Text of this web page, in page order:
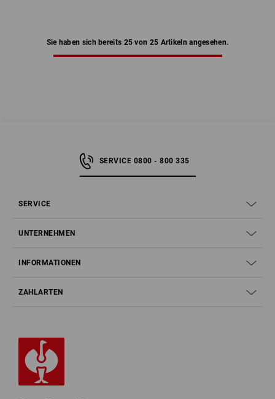
Sie haben sich bereits 25 von 25 Artikeln angesehen.
SERVICE 0800 - 800 335
SERVICE
UNTERNEHMEN
INFORMATIONEN
ZAHLARTEN